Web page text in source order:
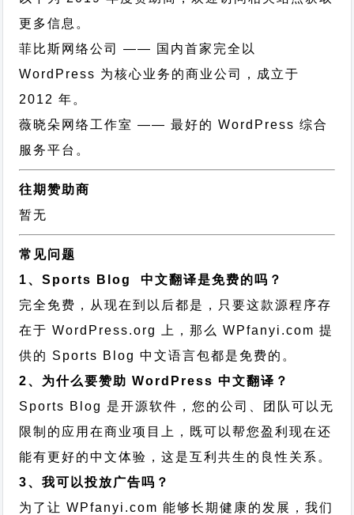
更多信息。
菲比斯网络公司
—— 国内首家完全以
WordPress 为核心业务的商业公司，成立于
2012 年。
薇晓朵网络工作室 —— 最好的 WordPress 综合
服务平台。
往期赞助商
暂无
常见问题
1、Sports Blog 中文翻译是免费的吗？
完全免费，从现在到以后都是，只要这款源程序存
在于 WordPress.org 上，那么 WPfanyi.com 提
供的 Sports Blog 中文语言包都是免费的。
2、为什么要赞助 WordPress 中文翻译？
Sports Blog 是开源软件，您的公司、团队可以无
限制的应用在商业项目上，既可以帮您盈利现在还
能有更好的中文体验，这是互利共生的良性关系。
3、我可以投放广告吗？
为了让 WPfanyi.com 能够长期健康的发展，我们